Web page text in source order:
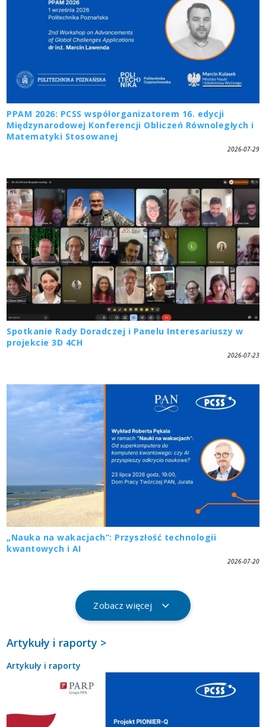
PPAM 2026: PCSS współorganizatorem 16. edycji
Międzynarodowej Konferencji Obliczeń Równoległych i
Matematyki Stosowanej
2026-07-29
Spotkanie Rady Doradczej i Panelu Interesariuszy w
projekcie 3D 4CH
2026-07-23
„Nauka na wakacjach”: Przyszłość technologii
kwantowych i AI
2026-07-20
Zobacz więcej
Artykuły i raporty >
Artykuły i raporty